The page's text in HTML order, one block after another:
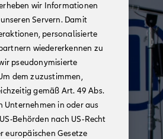
wir Informationen
Servern. Damit
personalisierte
wiedererkennen zu
pseudonymisierte
dem zuzustimmen,
gemäß Art. 49 Abs.
Unternehmen in oder aus
Behörden nach US-Recht
europäischen Gesetze